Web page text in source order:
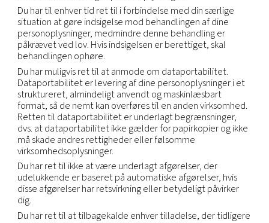
Tjenesteudbydere, som vi har antaget til at
tjenester på vores vegne. Vi deler kun dine
personoplysninger med tjenesteudbydere, som vi
kontraktligt har pålagt restriktioner i forhold til at
eller videregive oplysningerne, medmindre det er
nødvendigt for at udføre tjenester på vores
at opfylde lovkrav.
Overholdelse af juridiske forpligtelser, herunder,
begrænset til, besvarelse af legitime juridiske
fra ordensmagten eller andre offentlige
Undersøgelser i forbindelse med mistanke om
konstateret ulovlig aktivitet.
Forebyggelse af fysisk skade eller økonomisk tab
Understøttelse af salg eller overdragelse af hele